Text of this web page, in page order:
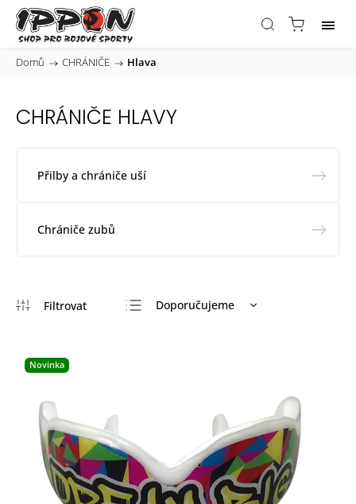
Domů / CHRÁNIČE / Hlava
CHRÁNIČE HLAVY
Přilby a chrániče uší
Chrániče zubů
Doporučujeme
Novinka